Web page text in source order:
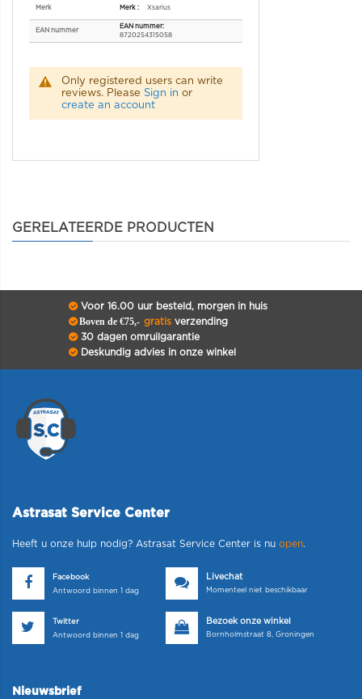
Merk
Xsarius
EAN nummer
8720254315058
Only registered users can write
reviews. Please Sign in or
create an account
GERELATEERDE PRODUCTEN
Voor 16.00 uur besteld, morgen in huis
Boven de €75,- gratisverzending
30 dagen omruilgarantie
Deskundig advies in onze winkel
Astrasat Service Center
Heeft u onze hulp nodig? Astrasat Service Center is nu open.
Facebook
Antwoord binnen 1 dag
Livechat
Momenteel niet beschikbaar
Twitter
Antwoord binnen 1 dag
Bezoek onze winkel
Bornholmstraat 8, Groningen
Nieuwsbrief